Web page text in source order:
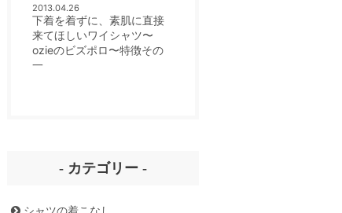
2013.04.26
下着を着ずに、素肌に直接
来てほしいワイシャツ〜
ozieのビズポロ〜特徴その
一
- カテゴリー -
シャツの着こなし